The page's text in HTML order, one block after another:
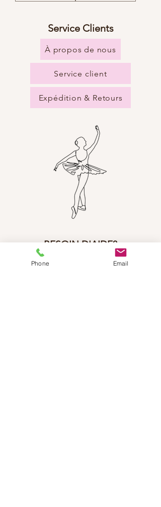
Service Clients
À propos de nous
Service client
Expédition & Retours
BESOIN D'AIDE?
Envoyez-nous un e-mail:
Phone Email